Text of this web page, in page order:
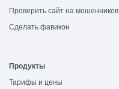
Проверить сайт на мошенников
Сделать фавикон
Продукты
Тарифы и цены